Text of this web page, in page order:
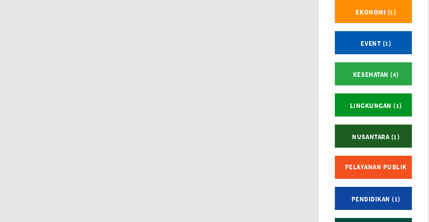
EKONOMI (1)
EVENT (1)
KESEHATAN (4)
LINGKUNGAN (1)
NUSANTARA (1)
PELAYANAN PUBLIK
PENDIDIKAN (1)